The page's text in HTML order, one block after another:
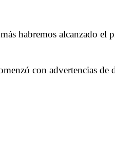
habremos alcanzado el
con advertencias